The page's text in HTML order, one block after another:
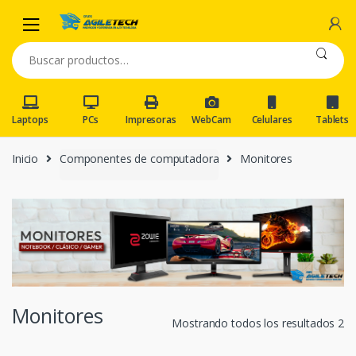
navigation
content
Buscar
por:
Laptops PCs Impresoras WebCam Celulares Tablets
Inicio Componentes de computadora Monitores
Monitores Mostrando todos los resultados 2